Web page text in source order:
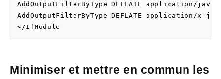
AddOutputFilterByType DEFLATE application/
AddOutputFilterByType DEFLATE application/x-
</IfModule
Minimiser et mettre en commun les